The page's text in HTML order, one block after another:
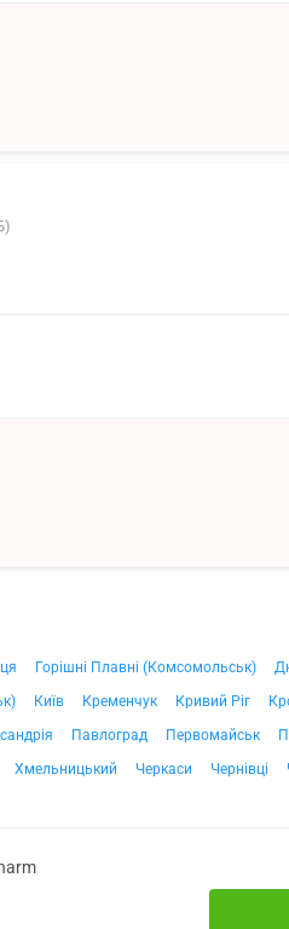
Горішні Плавні (Комсомольськ)
Київ Кременчук Кривий Ріг
Павлоград Первомайськ
Хмельницький Черкаси Чернівці